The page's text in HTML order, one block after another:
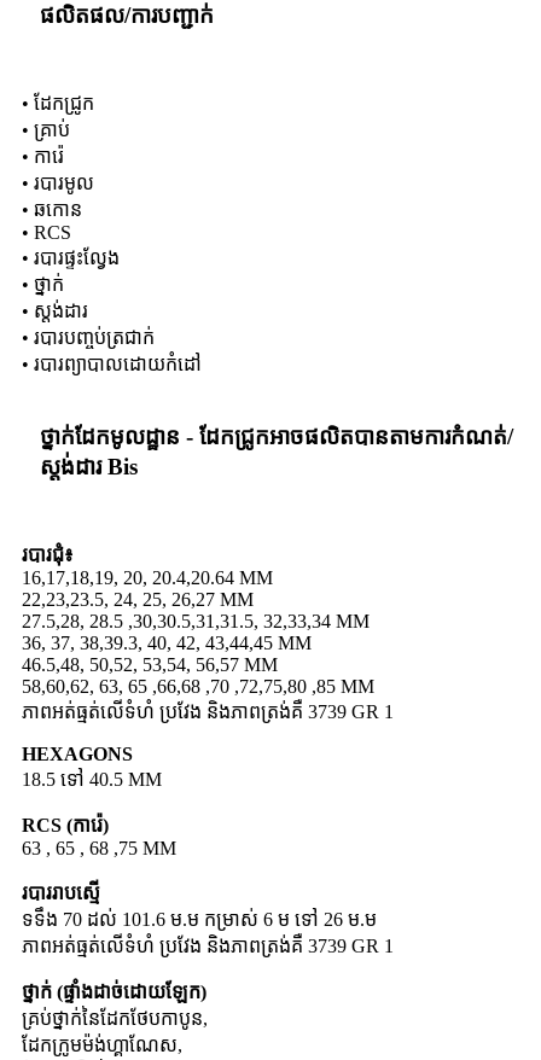
ផលិតផល/ការបញ្ជាក់
• ដែកជ្រូក
• គ្រាប់
• ការ៉េ
• របារមូល
• ឆកោន
• RCS
• របារផ្ទះល្វែង
• ថ្នាក់
• ស្តង់ដារ
• របារបញ្ចប់ត្រជាក់
• របារព្យាបាលដោយកំដៅ
ថ្នាក់ដែកមូលដ្ឋាន - ដែកជ្រូកអាចផលិតបានតាមការកំណត់/
ស្តង់ដារ Bis
របារជុំ៖
16,17,18,19, 20, 20.4,20.64 MM
22,23,23.5, 24, 25, 26,27 MM
27.5,28, 28.5 ,30,30.5,31,31.5, 32,33,34 MM
36, 37, 38,39.3, 40, 42, 43,44,45 MM
46.5,48, 50,52, 53,54, 56,57 MM
58,60,62, 63, 65 ,66,68 ,70 ,72,75,80 ,85 MM
ភាពអត់ធ្មត់លើទំហំ ប្រវែង និងភាពត្រង់គឺ 3739 GR 1
HEXAGONS
18.5 ទៅ 40.5 MM
RCS (ការ៉េ)
63 , 65 , 68 ,75 MM
របាររាបស្មើ
ទទឹង 70 ដល់ 101.6 ម.ម កម្រាស់ 6 ម ទៅ 26 ម.ម
ភាពអត់ធ្មត់លើទំហំ ប្រវែង និងភាពត្រង់គឺ 3739 GR 1
ថ្នាក់ (ផ្ទាំងដាច់ដោយឡែក)
គ្រប់ថ្នាក់នៃដែកថែបកាបូន,
ដែកក្រូមម៉ង់ហ្គាណែស,